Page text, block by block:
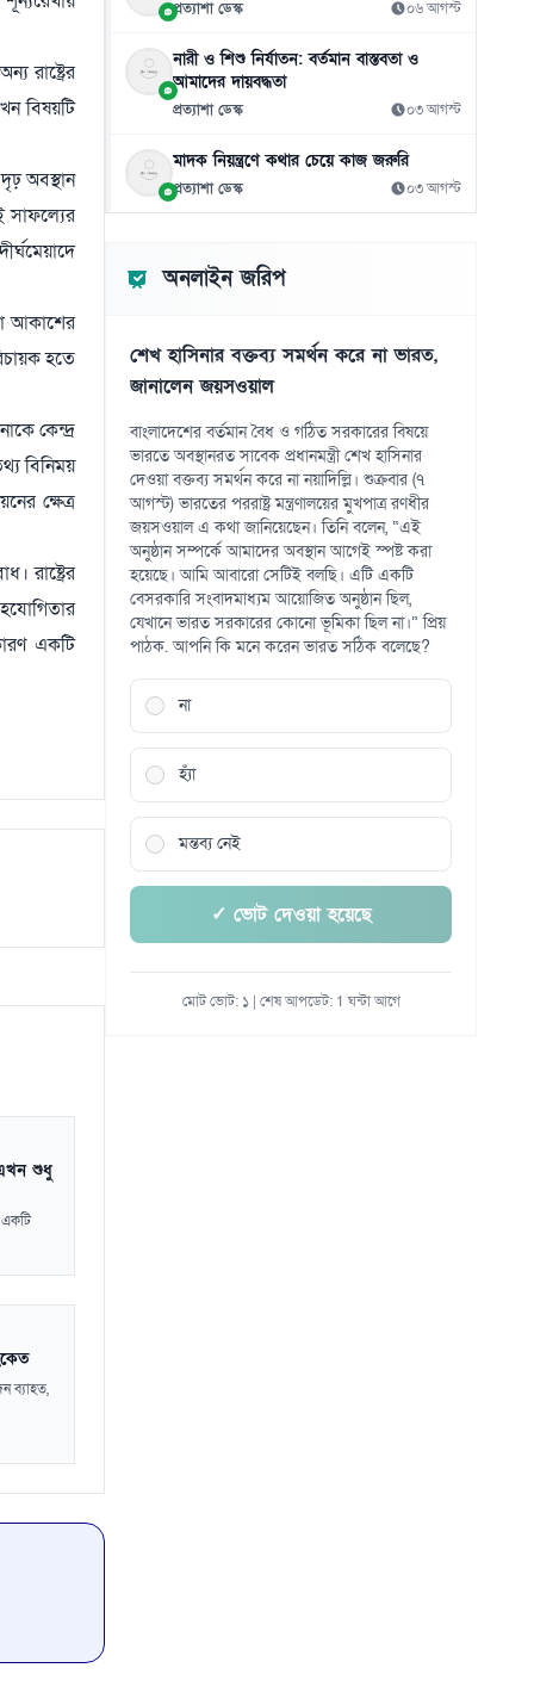
রাষ্ট্রের
বিষয়টি
অবস্থান
সাফল্যের
আকাশের
হতে
কেন্দ্র
বিনিময়
ক্ষেত্র
রাষ্ট্রের
একটি
এখন শুধু
একটি
ব্যাহত,
শফিকুর রহমানের
১১ জুলাইয়ের ‘নীরব বিপ্লবীদের’ প্রতি নাহিদের কৃতজ্ঞতা
০৭ আগস্ট
১২
এআইয়ের প্রভাবে উন্নত দেশে চাকরি হারানোর
ঝুঁকি বেশি
০৭ আগস্ট
১৩
গুজরাটের কূপে রহস্যময় ঢেউ, নেই ভূমিকম্পের
শঙ্কা
৪১ বছরের ইতিহাসে প্রথমবার সৌদি তেল
আমদানি বন্ধ যুক্তরাষ্ট্রের
১৫ সৌদিতে ইরানপন্থিদের দ্বিমুখী হামলার আশঙ্কা
০৭ আগস্ট
প্রত্যাশা ডেস্ক ০৬ আগস্ট
নারী ও শিশু নির্যাতন: বর্তমান বাস্তবতা ও
আমাদের দায়বদ্ধতা
প্রত্যাশা ডেস্ক ০৩ আগস্ট
মাদক নিয়ন্ত্রণে কথার চেয়ে কাজ জরুরি
প্রত্যাশা ডেস্ক ০৩ আগস্ট
অনলাইন জরিপ
শেখ হাসিনার বক্তব্য সমর্থন করে না ভারত,
জানালেন জয়সওয়াল
বাংলাদেশের বর্তমান বৈধ ও গঠিত সরকারের বিষয়ে
ভারতে অবস্থানরত সাবেক প্রধানমন্ত্রী শেখ হাসিনার
দেওয়া বক্তব্য সমর্থন করে না নয়াদিল্লি। শুক্রবার (৭
আগস্ট) ভারতের পররাষ্ট্র মন্ত্রণালয়ের মুখপাত্র রণধীর
জয়সওয়াল এ কথা জানিয়েছেন। তিনি বলেন, “এই
অনুষ্ঠান সম্পর্কে আমাদের অবস্থান আগেই স্পষ্ট করা
হয়েছে। আমি আবারো সেটিই বলছি। এটি একটি
বেসরকারি সংবাদমাধ্যম আয়োজিত অনুষ্ঠান ছিল,
যেখানে ভারত সরকারের কোনো ভূমিকা ছিল না।” প্রিয়
পাঠক. আপনি কি মনে করেন ভারত সঠিক বলেছে?
না
হ্যাঁ
মন্তব্য নেই
✓ ভোট দেওয়া হয়েছে
মোট ভোট: ১ | শেষ আপডেট: 1 ঘন্টা আগে